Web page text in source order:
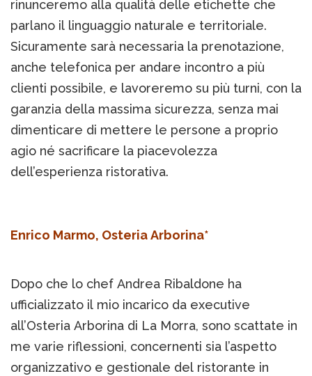
rinunceremo alla qualità delle etichette che
parlano il linguaggio naturale e territoriale.
Sicuramente sarà necessaria la prenotazione,
anche telefonica per andare incontro a più
clienti possibile, e lavoreremo su più turni, con la
garanzia della massima sicurezza, senza mai
dimenticare di mettere le persone a proprio
agio né sacrificare la piacevolezza
dell’esperienza ristorativa.
Enrico Marmo, Osteria Arborina*
Dopo che lo chef Andrea Ribaldone ha
ufficializzato il mio incarico da executive
all’Osteria Arborina di La Morra, sono scattate in
me varie riflessioni, concernenti sia l’aspetto
organizzativo e gestionale del ristorante in